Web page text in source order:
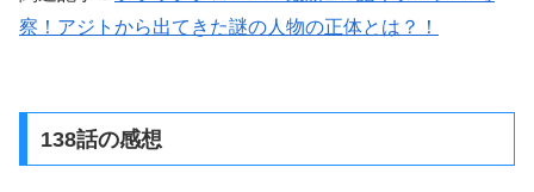
察！アジトから出てきた謎の人物の正体とは？！
138話の感想